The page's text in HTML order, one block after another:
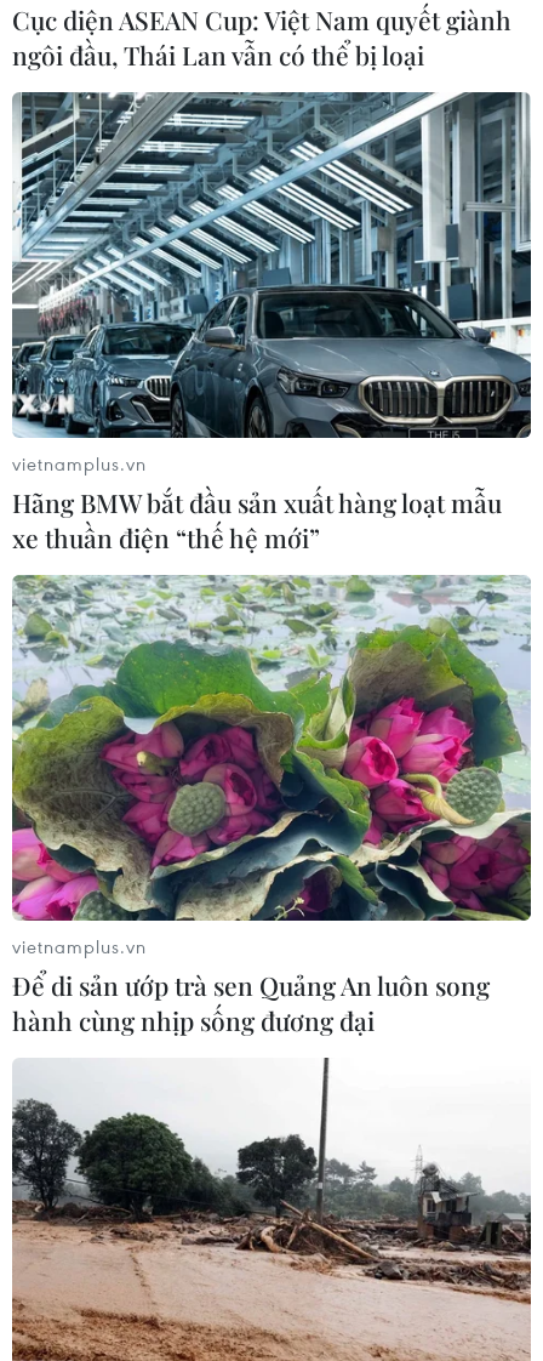
Cục diện ASEAN Cup: Việt Nam quyết giành
ngôi đầu, Thái Lan vẫn có thể bị loại
vietnamplus.vn
Hãng BMW bắt đầu sản xuất hàng loạt mẫu
xe thuần điện “thế hệ mới”
vietnamplus.vn
Để di sản ướp trà sen Quảng An luôn song
hành cùng nhịp sống đương đại